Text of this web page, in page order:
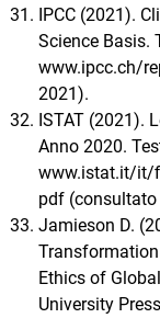
IPCC (2021).
Science Basis.
www.ipcc.ch/
2021).
ISTAT (2021).
Anno 2020.
www.istat.it/it/
pdf
Jamieson D.
Transformation
Ethics of
University